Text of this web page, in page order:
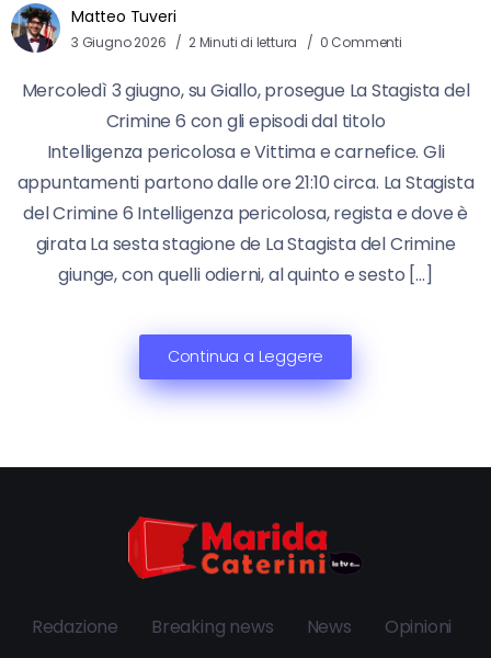
Matteo Tuveri
3 Giugno 2026 2 Minuti di lettura 0 Commenti
Mercoledì 3 giugno, su Giallo, prosegue La Stagista del
Crimine 6 con gli episodi dal titolo
Intelligenza pericolosa e Vittima e carnefice. Gli
appuntamenti partono dalle ore 21:10 circa. La Stagista
del Crimine 6 Intelligenza pericolosa, regista e dove è
girata La sesta stagione de La Stagista del Crimine
giunge, con quelli odierni, al quinto e sesto […]
Continua a Leggere
Redazione Breaking news News Opinioni